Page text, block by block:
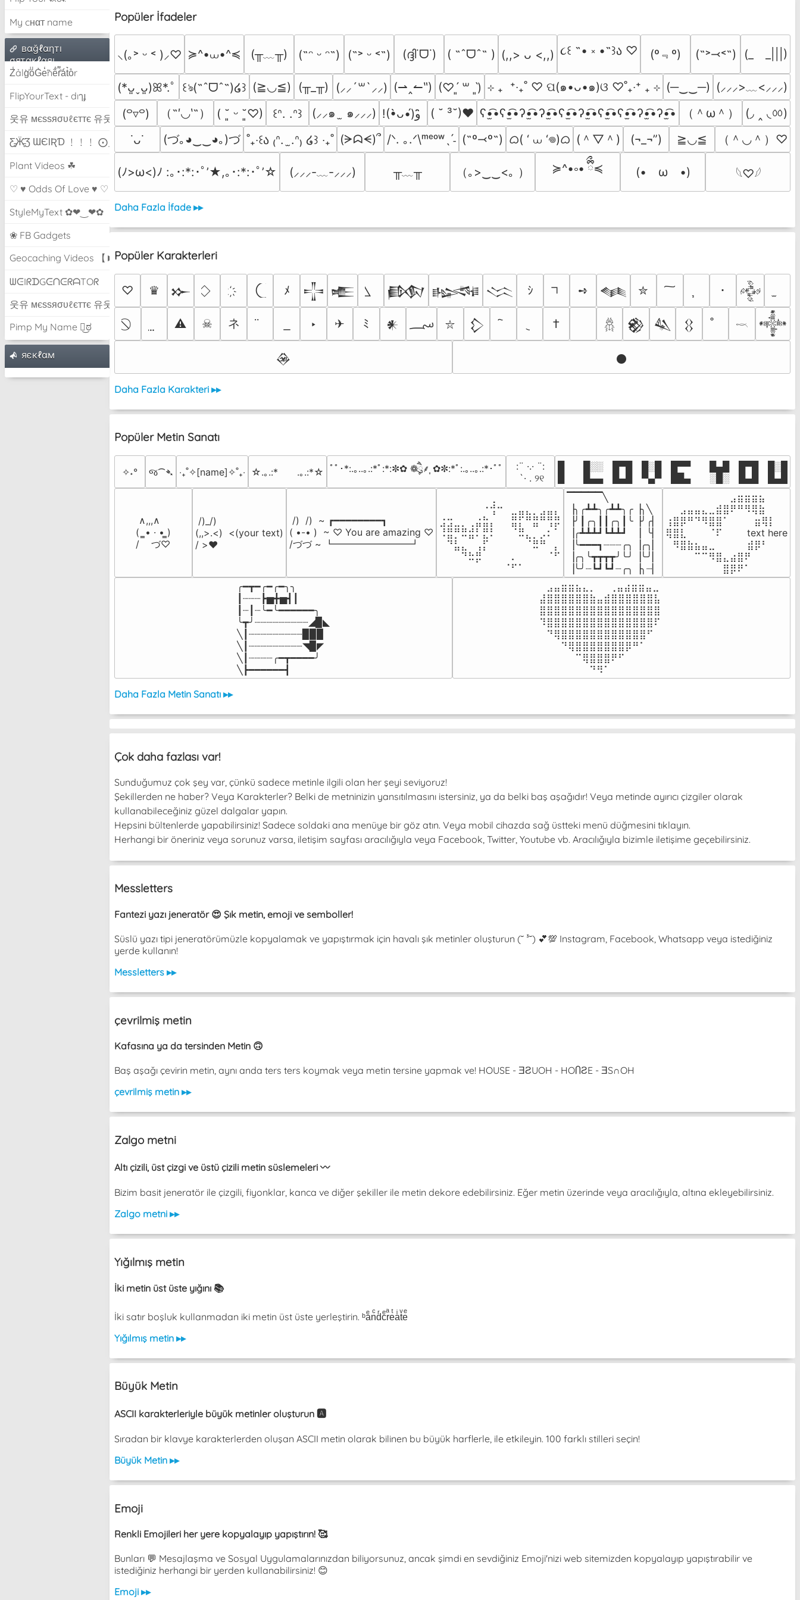
My cнαт name
вαğℓαηтı
σятαкℓαяı
Z̾ảlg̀͐oͧG̀e̒̃nȅ̐r͌̑á͑t͛o̊r
FlipYourText - dıๅɟ
웃유 мєѕѕяσυℓєттє 유웃
Ƹ̵̡Ӝ̵̨̄Ʒ ƜЄƖƦƊ ﹗﹗﹗ ⨀_⨀
Plant Videos ☘
♡ ♥ Odds Of Love ♥ ♡
StyleMyText ✿❤‿❤✿
❀ FB Gadgets
Geocaching Videos 【►】
ᗯᕮIᖇᗪGᕮᑎᕮᖇᗩTOᖇ
웃유 мєѕѕяσυℓєттє 유웃
Pimp My Name ಠ͜ಠ
яєкℓαм
Popüler İfadeler
⸜(｡˃ ᵕ ˂ )⸝♡ ≽^•⩊•^≼ (╥﹏╥) (˶ᵔ ᵕ ᵔ˶) (˶˃ ᵕ ˂˶) (ദ്ദി˙ᗜ˙) ( ˶ˆᗜˆ˵ ) (,,> ᴗ <,,) ૮꒰ ˶• ༝ •˶꒱ა ♡ (º﹃º) (˶˃⤙˂˶) (_　_|||)
(*ᴗ͈ˬᴗ͈)ꕤ*.ﾟ ꒰ঌ(˶ˆᗜˆ˵)໒꒱ (≧◡≦) (╥_╥) (⸝⸝´꒳`⸝⸝) (⇀‸↼‶) (♡ˊ͈ ꒳ ˋ͈) ⊹ ₊  ⁺‧₊˚ ♡ ପ(๑•ᴗ•๑)ଓ ♡˚₊‧⁺ ₊ ⊹ (─‿‿─) (⸝⸝⸝>﹏<⸝⸝⸝)
(꒪▿꒪)
（˶′◡‵˶） ( ˘͈ ᵕ ˘͈♡) ꒰ᐢ. .ᐢ꒱ (⸝⸝๑  ̫ ๑⸝⸝⸝) ( ˘ ³˘)♥ ʕ•̫͡•ʕ•̫͡•ʔ•̫͡•ʔ•̫͡•ʕ•̫͡•ʔ•̫͡•ʕ•̫͡•ʕ•̫͡•ʔ•̫͡•ʔ•̫͡• （＾ω＾）
(◞ ‸ ◟ㆀ)
˙ᴗ˙
(づ｡◕‿‿◕｡)づ ˚₊‧꒰ა ₍ᐢ.  ̫.ᐢ₎ ໒꒱ ‧₊˚ (ᗒᗣᗕ)՞ /ᐠ. ｡.ᐟ\ᵐᵉᵒʷˎˊ˗ (˶º⤙º˶) ᜊ( ‘ ⩊ ‘𖦹)ᜊ (＾▽＾) (¬_¬”) ≧◡≦ （＾◡＾）♡
(ﾉ>ω<)ﾉ :｡･:*:･ﾟ’★,｡･:*:･ﾟ’☆ (⸝⸝⸝-﹏-⸝⸝⸝) ╥﹏╥ （｡>‿‿<｡ ） ≽^•༚• ྀིྀ≼ (•　ω　•) 𓆩♡𓆪
Daha Fazla İfade ▸▸
Popüler Karakterleri
♡ ♛ 𒁍 ﾒ 𒋲 𒍫 𒁃 𒈙 𒈱 ｼ ➺ 𒈝 ✮ ･ 𒅒
⚠ ☠ ネ ‣ ✈ ﾐ 𒀭 ؄ ⛥ 𒁷 † 𓆣 𒆙 𒈑 𒌐 𓎖 𒀱
𒊲 𒊹
Daha Fazla Karakteri ▸▸
Popüler Metin Sanatı
✧˖° જ⁀➴ ‎‧₊˚✧[name]✧˚₊‧ ☆.｡.:*　　.｡.:*☆ ﾟﾟ･*:.｡..｡.:*ﾟ:*:✼✿ ❁ཻུ۪۪⸙͎ ✿✼:*ﾟ:.｡..｡.:*･ﾟﾟ
⠀:¨ ·.· ¨:⠀
⠀ `· . ୨୧⠀
█  █░░ █▀█ █░█ █▀▀  █▄█ █▀█ █░█
█  █▄▄ █▄█ ▀▄▀ ██▄  ░█░ █▄█ █▄█
∧,,,∧
(  ̳• · • ̳)
/    づ♡
/)_/)
(,,>.<)  <(your text)
/ >❤️
/)  /)  ~ ┏━━━━━━━━┓
( •-• )  ~ ♡ You are amazing ♡
/づづ ~ ┗━━━━━━━━┛
⠀⠀⠀⠀⠀⠀⢀⣰⣀⠀⠀⠀⠀⠀⠀⠀⠀
⢀⣀⠀⠀⠀⢀⣄⠘⠀⠀⣶⡿⣷⣦⣾⣿⣧
⢺⣾⣶⣦⣰⡟⣿⡇⠀⠀⠻⣧⠀⠛⠀⡘⠏
⠈⢿⡆⠉⠛⠁⡷⠁⠀⠀⠀⠉⠳⣦⣮⠁⠀
⠀⠀⠛⢷⣄⣼⠃⠀⠀⠀⠀⠀⠀⠉⠀⠠⡧
⠀⠀⠀⠀⠉⠋⠀⠀⠀⠠⡥⠄⠀⠀⠀⠀⠀
▔▔▔▔▔╲
▕╮╭┻┻╮╭┻┻╮╭▕╮╲
▕╯┃╭╮┃┃╭╮┃╰▕╯╭▏
▕╭┻┻┻┛┗┻┻┛  ▕  ╰▏
▕╰━━━┓┈┈┈╭╮▕╭╮▏
▕╭╮╰┳┳┳┳╯╰╯▕╰╯▏
▕╰╯┈┗┛┗┛┈╭╮▕╮┈▏
⠀⠀⠀⠀⠀⠀⠀⠀⠀⣠⣶⣶⣶⣦⠀⠀
⠀⠀⣠⣤⣤⣄⣀⣾⣿⠟⠛⠻⢿⣷⠀
⢰⣿⡿⠛⠙⠻⣿⣿⠁⠀⠀ ⠀⣶⢿⡇
⢿⣿⣇⠀⠀⠀⠈⠏⠀⠀⠀ text here
⠀⠻⣿⣷⣦⣤⣀⠀⠀⠀ ⠀⣾⡿⠃⠀
⠀⠀⠀⠀⠉⠉⠻⣿⣄⣴⣿⠟⠀⠀⠀
⠀⠀⠀⠀⠀⠀⠀⠀⣿⡿⠟⠁⠀⠀⠀
╭━┳━╭━╭━╮╮
┃┈┈┈┣▅╋▅┫┃
┃┈┃┈╰━╰━━━━━━╮
╰┳╯┈┈┈┈┈┈┈┈┈◢▉◣
╲┃┈┈┈┈┈┈┈┈┈▉▉▉
╲┃┈┈┈┈┈┈┈┈┈◥▉◤
╲┃┈┈┈┈╭━┳━━━━╯
╲┣━━━━━━┫﻿
⠀⣠⣤⣶⣶⣦⣄⡀  ⠀⢀⣤⣴⣶⣶⣤⣀⠀
⣼⣿⣿⣿⣿⣿⣿⣷⣤⣾⣿⣿⣿⣿⣿⣿⣧
⣿⣿⣿⣿⣿⣿⣿⣿⣿⣿⣿⣿⣿⣿⣿⣿⣿
⠹⣿⣿⣿⣿⣿⣿⣿⣿⣿⣿⣿⣿⣿⣿⣿⠏
⠀⠙⢿⣿⣿⣿⣿⣿⣿⣿⣿⣿⣿⣿⣿⠋⠀
⠀⠀⠀⠙⢿⣿⣿⣿⣿⣿⣿⣿⡿⠛⠁⠀⠀
⠀⠀⠀⠀⠀⠉⢿⣿⣿⣿⠟⠋⠀⠀⠀⠀⠀
⠀⠀⠀⠀⠀⠀⠀⠙⠻⠁⠀⠀⠀⠀⠀⠀⠀⠀⠀⠀⠀⠀⠀
Daha Fazla Metin Sanatı ▸▸
Çok daha fazlası var!
Sunduğumuz çok şey var, çünkü sadece metinle ilgili olan her şeyi seviyoruz!
Şekillerden ne haber? Veya Karakterler? Belki de metninizin yansıtılmasını istersiniz, ya da belki baş aşağıdır! Veya metinde ayırıcı çizgiler olarak
kullanabileceğiniz güzel dalgalar yapın.
Hepsini bültenlerde yapabilirsiniz! Sadece soldaki ana menüye bir göz atın. Veya mobil cihazda sağ üstteki menü düğmesini tıklayın.
Herhangi bir öneriniz veya sorunuz varsa, iletişim sayfası aracılığıyla veya Facebook, Twitter, Youtube vb. Aracılığıyla bizimle iletişime geçebilirsiniz.
Messletters
Fantezi yazı jeneratör 😍 Şık metin, emoji ve semboller!
Süslü yazı tipi jeneratörümüzle kopyalamak ve yapıştırmak için havalı şık metinler oluşturun (˘ ³˘) 💕💯 Instagram, Facebook, Whatsapp veya istediğiniz
yerde kullanın!
Messletters ▸▸
çevrilmiş metin
Kafasına ya da tersinden Metin 🙃
Baş aşağı çevirin metin, aynı anda ters ters koymak veya metin tersine yapmak ve! HOUSE - ƎƧUOH - HOႶƧE - ƎS∩OH
çevrilmiş metin ▸▸
Zalgo metni
Altı çizili, üst çizgi ve üstü çizili metin süslemeleri 〰️
Bizim basit jeneratör ile çizgili, fiyonklar, kanca ve diğer şekiller ile metin dekore edebilirsiniz. Eğer metin üzerinde veya aracılığıyla, altına ekleyebilirsiniz.
Zalgo metni ▸▸
Yığılmış metin
İki metin üst üste yığını 📚
İki satır boşluk kullanmadan iki metin üst üste yerleştirin. ᵇaͤnͨdͬcͤrͣeͭaͥtͮeͤ
Yığılmış metin ▸▸
Büyük Metin
ASCII karakterleriyle büyük metinler oluşturun 🅰️
Sıradan bir klavye karakterlerden oluşan ASCII metin olarak bilinen bu büyük harflerle, ile etkileyin. 100 farklı stilleri seçin!
Büyük Metin ▸▸
Emoji
Renkli Emojileri her yere kopyalayıp yapıştırın! 🥰
Bunları 💬 Mesajlaşma ve Sosyal Uygulamalarınızdan biliyorsunuz, ancak şimdi en sevdiğiniz Emoji'nizi web sitemizden kopyalayıp yapıştırabilir ve
istediğiniz herhangi bir yerden kullanabilirsiniz! 😊
Emoji ▸▸